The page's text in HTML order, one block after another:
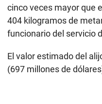
cinco veces mayor que
404 kilogramos de
funcionario del servicio
El valor estimado del
(697 millones de